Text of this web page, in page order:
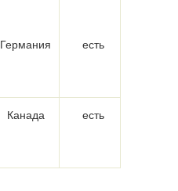
Германия есть
Канада есть